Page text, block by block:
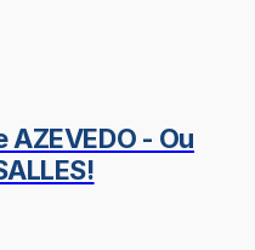
AZEVEDO - Ou